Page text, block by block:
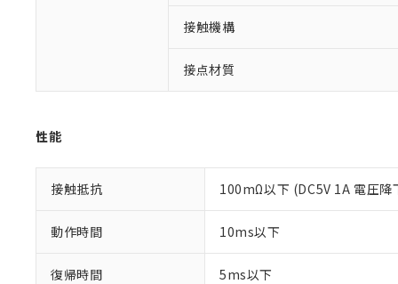
接触機構
接点材質
性能
接触抵抗 100mΩ以下 (DC5V 1A 電圧降
動作時間 10ms以下
復帰時間 5ms以下
以下の条件をお
本サービス
のであり、
い。
非該当品：ライ
仕入先様の事情
*EU RoHS指令（10物質
※1 中国
「○」：最大均質
「×」：最大均質
Cr(Ⅵ)(六価クロム) :
DBP(フタル酸ジブチル
DEHP(フタル酸ビス(2-
※2 環境保護使
当社は、こ
ます。
当社は貴社
置等に一切
○ 一定数以